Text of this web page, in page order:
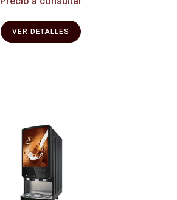
VER DETALLES